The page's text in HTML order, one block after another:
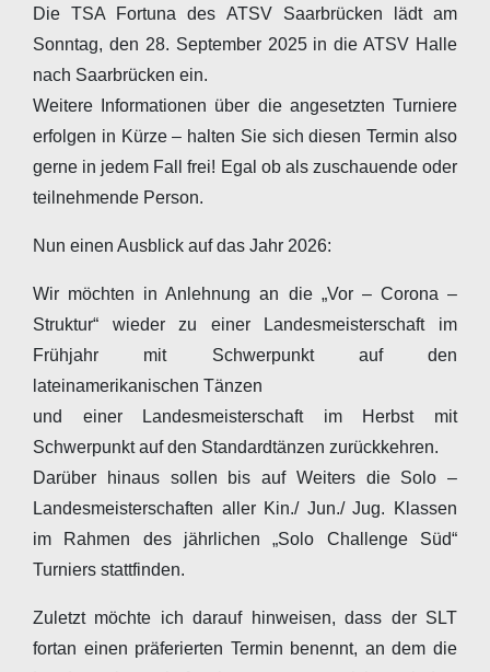
Die TSA Fortuna des ATSV Saarbrücken lädt am
Sonntag, den 28. September 2025 in die ATSV Halle
nach Saarbrücken ein.
Weitere Informationen über die angesetzten Turniere
erfolgen in Kürze – halten Sie sich diesen Termin also
gerne in jedem Fall frei! Egal ob als zuschauende oder
teilnehmende Person.
Nun einen Ausblick auf das Jahr 2026:
Wir möchten in Anlehnung an die „Vor – Corona –
Struktur“ wieder zu einer Landesmeisterschaft im
Frühjahr mit Schwerpunkt auf den
lateinamerikanischen Tänzen
und einer Landesmeisterschaft im Herbst mit
Schwerpunkt auf den Standardtänzen zurückkehren.
Darüber hinaus sollen bis auf Weiters die Solo –
Landesmeisterschaften aller Kin./ Jun./ Jug. Klassen
im Rahmen des jährlichen „Solo Challenge Süd“
Turniers stattfinden.
Zuletzt möchte ich darauf hinweisen, dass der SLT
fortan einen präferierten Termin benennt, an dem die